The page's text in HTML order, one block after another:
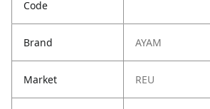
Code
Brand AYAM
Market REU